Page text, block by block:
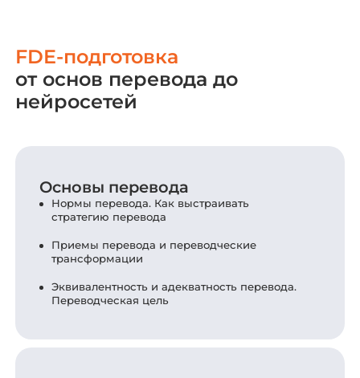
FDE-подготовка
от основ перевода до
нейросетей
Основы перевода
Нормы перевода. Как выстраивать
стратегию перевода
Приемы перевода и переводческие
трансформации
Эквивалентность и адекватность перевода.
Переводческая цель